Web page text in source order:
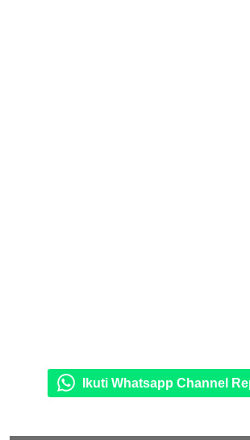
Ikuti Whatsapp Channel